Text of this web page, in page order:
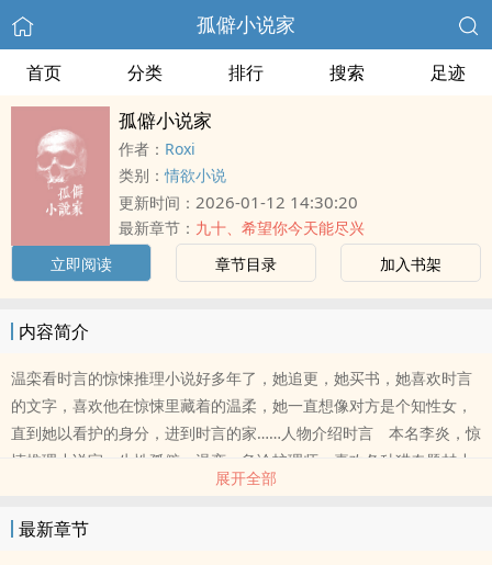
孤僻小说家
首页 分类 排行 搜索 足迹
孤僻小说家
作者： Roxi
类别：情欲小说
更新时间： 2026-01-12 14:30:20
最新章节： 九十、希望你今天能尽兴
立即阅读
章节目录 加入书架
内容简介
温栾看时言的惊悚推理小说好多年了，她追更，她买书，她喜欢时言
的文字，喜欢他在惊悚里藏着的温柔，她一直想像对方是个知性女，
直到她以看护的身分，进到时言的家……人物介绍时言 本名李炎，惊
悚推理小说家，生性孤僻。温栾 急诊护理师，喜欢各种猎奇题材小
展开全部
最新章节